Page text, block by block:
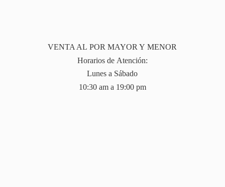
VENTA AL POR MAYOR Y MENOR
Horarios de Atención:
Lunes a Sábado
10:30 am a 19:00 pm